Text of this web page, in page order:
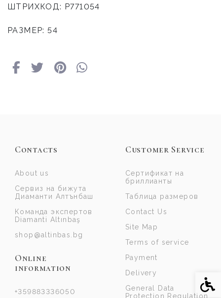
ШТРИХКОД: Р771054
РАЗМЕР: 54
Contacts
About us
Сервиз на бижута
Диаманти Алтънбаш
Команда экспертов
Diamanti Altınbaş
shop@altinbas.bg
Online
information
+359883336050
Customer Service
Сертификат на
бриллианты
Таблица размеров
Contact Us
Site Map
Terms of service
Payment
Delivery
General Data
Protection Regulation